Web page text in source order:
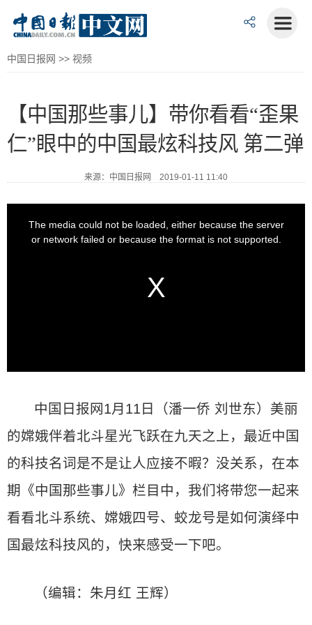
中国日报网 >> 视频
【中国那些事儿】带你看看“歪果
仁”眼中的中国最炫科技风 第二弹
来源：中国日报网 2019-01-11 11:40
中国日报网1月11日（潘一侨 刘世东）美丽
的嫦娥伴着北斗星光飞跃在九天之上，最近中国
的科技名词是不是让人应接不暇？没关系，在本
期《中国那些事儿》栏目中，我们将带您一起来
看看北斗系统、嫦娥四号、蛟龙号是如何演绎中
国最炫科技风的，快来感受一下吧。
（编辑：朱月红 王辉）